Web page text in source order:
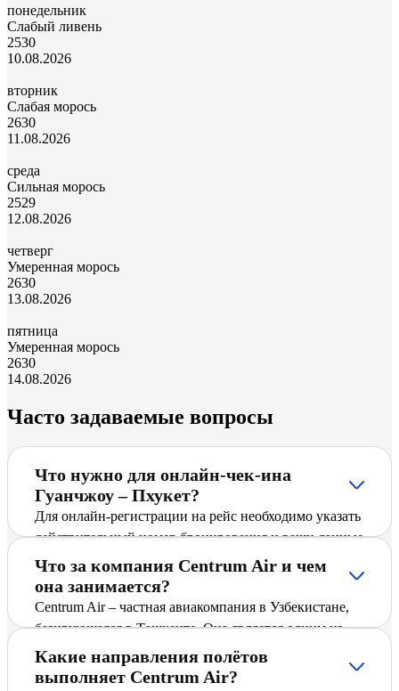
понедельник
Слабый ливень
2530
10.08.2026
вторник
Слабая морось
2630
11.08.2026
среда
Сильная морось
2529
12.08.2026
четверг
Умеренная морось
2630
13.08.2026
пятница
Умеренная морось
2630
14.08.2026
Часто задаваемые вопросы
Что нужно для онлайн-чек-ина
Гуанчжоу – Пхукет?
Для онлайн-регистрации на рейс необходимо указать
действительный номер бронирования и ваши данные
(фамилию латиницей, аэропорт вылета). После ввода
информации система предложит сохранить
посадочный талон.
Что за компания Centrum Air и чем
она занимается?
Centrum Air – частная авиакомпания в Узбекистане,
базирующаяся в Ташкенте. Она является одним из
ведущих перевозчиков Узбекистана и предлагает
пассажирам регулярные и чартерные рейсы по
Какие направления полётов
выполняет Centrum Air?